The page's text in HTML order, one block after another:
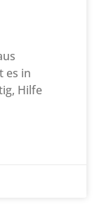
es in
Hilfe